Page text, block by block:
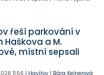
řeší parkování v
Haškova a M.
místní sepsali
11:56 | Havířov| Bára Kelnerová